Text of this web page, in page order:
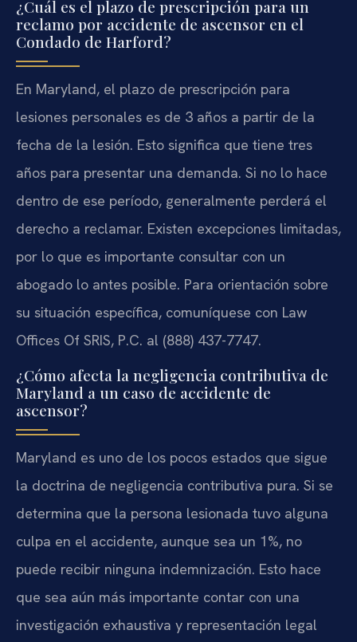
¿Cuál es el plazo de prescripción para un
reclamo por accidente de ascensor en el
Condado de Harford?
En Maryland, el plazo de prescripción para
lesiones personales es de 3 años a partir de la
fecha de la lesión. Esto significa que tiene tres
años para presentar una demanda. Si no lo hace
dentro de ese período, generalmente perderá el
derecho a reclamar. Existen excepciones limitadas,
por lo que es importante consultar con un
abogado lo antes posible. Para orientación sobre
su situación específica, comuníquese con Law
Offices Of SRIS, P.C. al (888) 437-7747.
¿Cómo afecta la negligencia contributiva de
Maryland a un caso de accidente de
ascensor?
Maryland es uno de los pocos estados que sigue
la doctrina de negligencia contributiva pura. Si se
determina que la persona lesionada tuvo alguna
culpa en el accidente, aunque sea un 1%, no
puede recibir ninguna indemnización. Esto hace
que sea aún más importante contar con una
investigación exhaustiva y representación legal